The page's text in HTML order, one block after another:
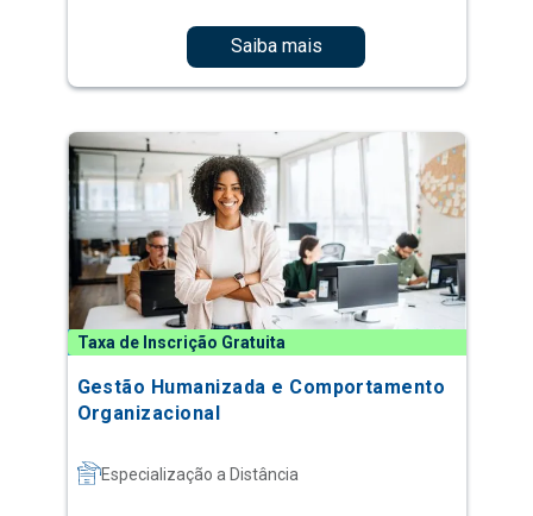
Saiba mais
Taxa de Inscrição Gratuita
Gestão Humanizada e Comportamento
Organizacional
Especialização a Distância